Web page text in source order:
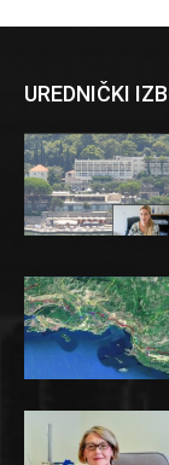
UREDNIČKI